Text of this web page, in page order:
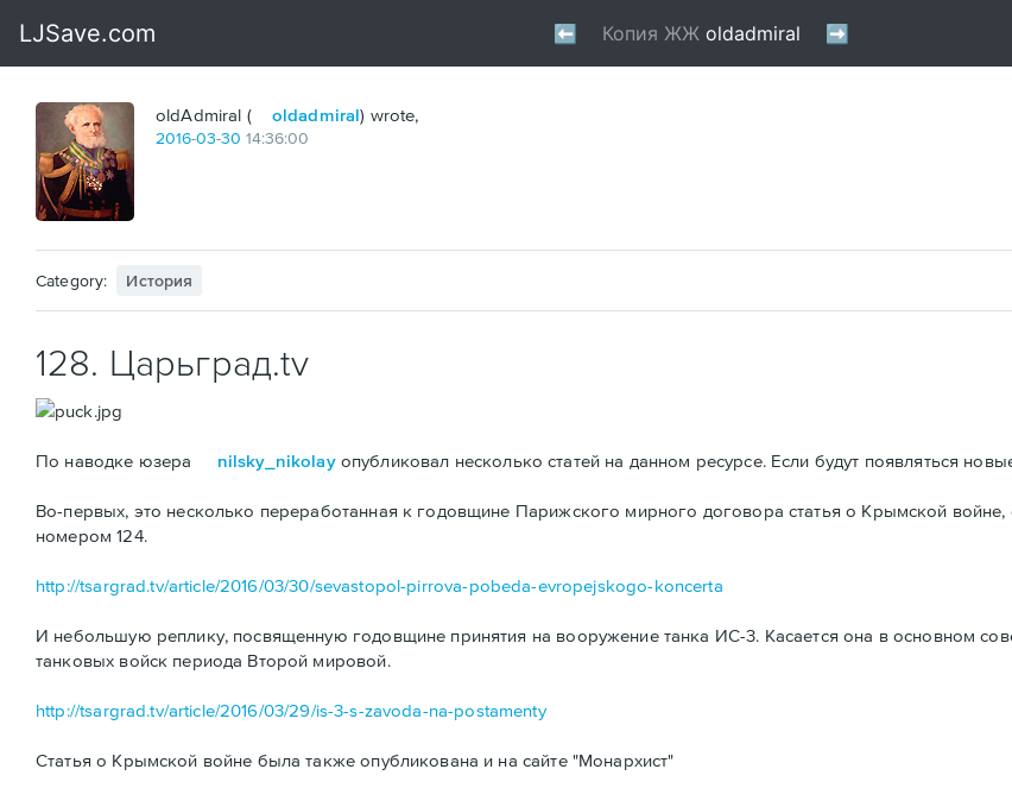
oldAdmiral ( oldadmiral) wrote,
2016-03-30 14:36:00
Category: История
128. Царьград.tv
По наводке юзера nilsky_nikolayопубликовал несколько статей на данном ресурсе. Если будут появляться
Во-первых, это несколько переработанная к годовщине Парижского мирного договора статья о Крымской
номером 124.
http://tsargrad.tv/article/2016/03/30/sevastopol-pirrova-pobeda-evropejskogo-koncerta
И небольшую реплику, посвященную годовщине принятия на вооружение танка ИС-3. Касается она в основном
танковых войск периода Второй мировой.
http://tsargrad.tv/article/2016/03/29/is-3-s-zavoda-na-postamenty
Статья о Крымской войне была также опубликована и на сайте "Монархист"